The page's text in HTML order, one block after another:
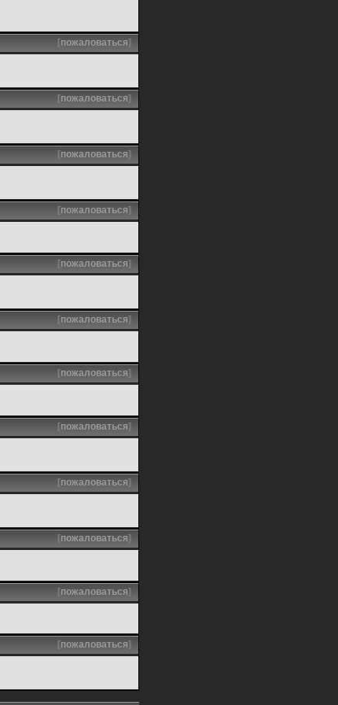
[пожаловаться]
[пожаловаться]
[пожаловаться]
[пожаловаться]
[пожаловаться]
[пожаловаться]
[пожаловаться]
[пожаловаться]
[пожаловаться]
[пожаловаться]
[пожаловаться]
[пожаловаться]